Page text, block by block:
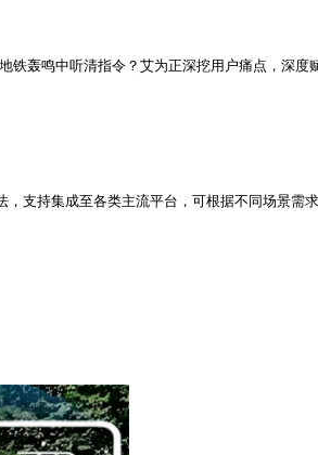
轰鸣中听清指令？艾为正深挖用户痛点，深度
支持集成至各类主流平台，可根据不同场景需